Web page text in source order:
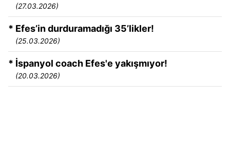
(27.03.2026)
* Efes’in durduramadığı 35’likler!
(25.03.2026)
* İspanyol coach Efes'e yakışmıyor!
(20.03.2026)